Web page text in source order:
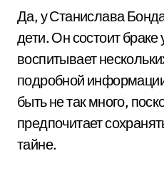
Да, у Станислава
дети. Он состоит браке
воспитывает
подробной
быть не так много,
предпочитает
тайне.